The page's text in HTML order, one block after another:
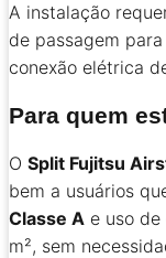
A instalação
de passagem
conexão elétrica
Para quem
O Split Fujitsu
bem a usuários
Classe A e uso de
m², sem